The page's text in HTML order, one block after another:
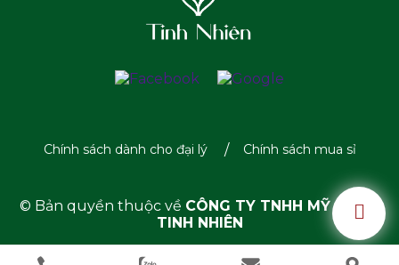
Chính sách dành cho đại lý Chính sách mua sỉ
© Bản quyền thuộc về CÔNG TY TNHH MỸ PHẨM
TINH NHIÊN